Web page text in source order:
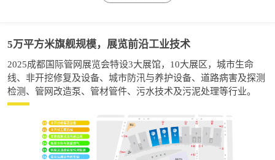
5万平方米旗舰规模，展览前沿工业技术
2025成都国际管网展览会特设3大展馆，10大展区，城市生命
线、非开挖修复及设备、城市防汛与养护设备、道路病害及探测
检测、管网改造泵、管材管件、污水技术及污泥处理等行业。